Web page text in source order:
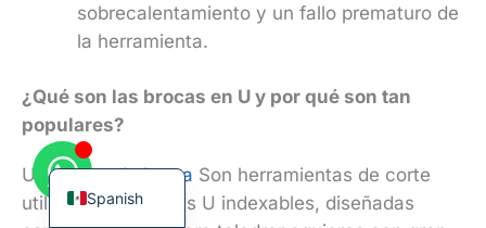
sobrecalentamiento y un fallo prematuro de
la herramienta.
¿Qué son las brocas en U y por qué son tan
populares?
U insertos de broca Son herramientas de corte
utilizadas en brocas U indexables, diseñadas
Spanish
English
Turkish
Italian
Chinese